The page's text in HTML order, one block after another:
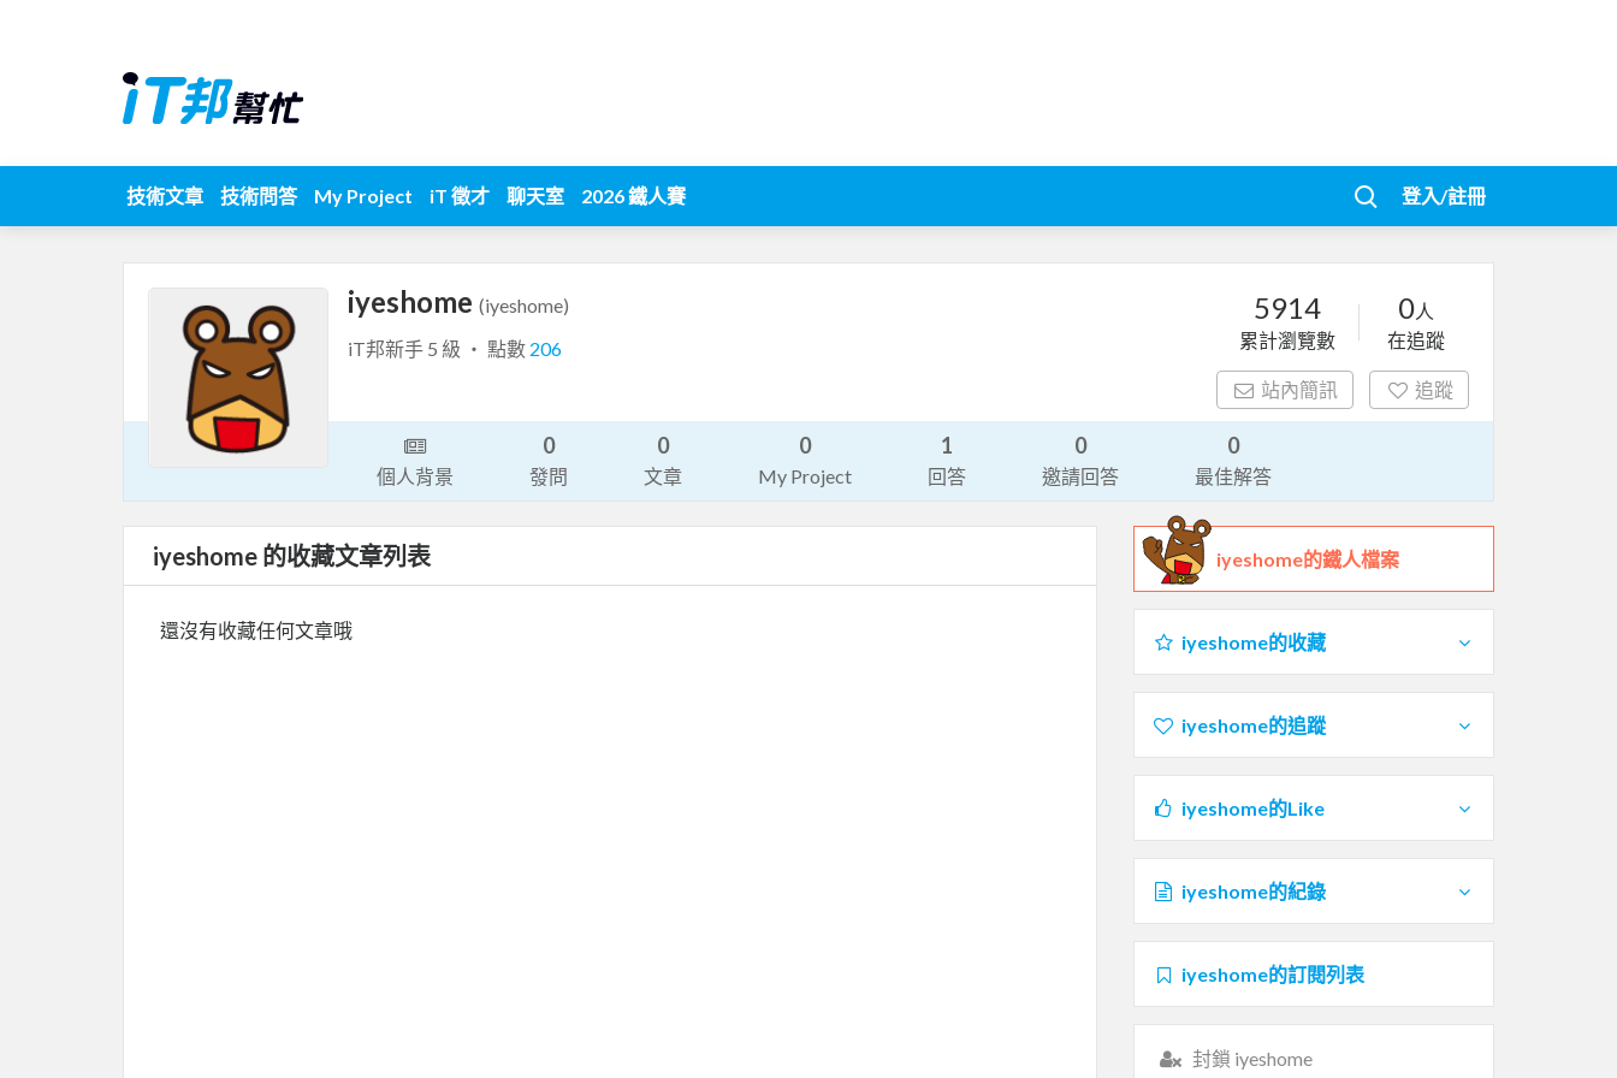
技術文章 技術問答 My Project iT 徵才 聊天室 2026 鐵人賽 登入/註冊
iyeshome (iyeshome)
iT邦新手 5 級 ‧ 點數 206
5914
累計瀏覽數
0人
在追蹤
站內簡訊 追蹤
個人背景
0
發問
0
文章
0
My Project
1
回答
0
邀請回答
0
最佳解答
iyeshome 的收藏文章列表
還沒有收藏任何文章哦
iyeshome的鐵人檔案
iyeshome的收藏
iyeshome的追蹤
iyeshome的Like
iyeshome的紀錄
iyeshome的訂閱列表
封鎖 iyeshome